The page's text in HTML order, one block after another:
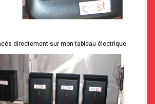
directement sur mon tableau électrique.